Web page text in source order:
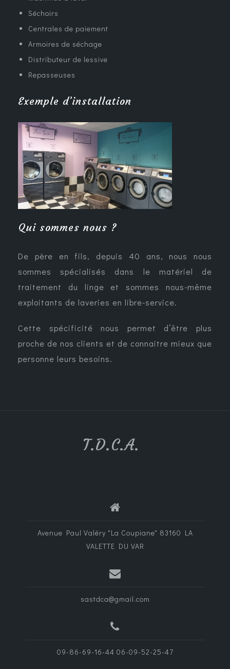
Séchoirs
Centrales de paiement
Armoires de séchage
Distributeur de lessive
Repasseuses
Exemple d’installation
Qui sommes nous ?
De père en fils, depuis 40 ans, nous nous
sommes spécialisés dans le matériel de
traitement du linge et sommes nous-même
exploitants de laveries en libre-service.
Cette spécificité nous permet d’être plus
proche de nos clients et de connaitre mieux que
personne leurs besoins.
T.D.C.A.
Avenue Paul Valéry "La Coupiane" 83160 LA
VALETTE DU VAR
sastdca@gmail.com
09-86-69-16-44 06-09-52-25-47